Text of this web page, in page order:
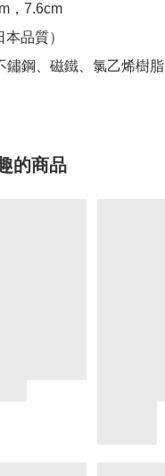
，7.6cm
品質）
鏽鋼、磁鐵、氯乙烯樹脂
的商品